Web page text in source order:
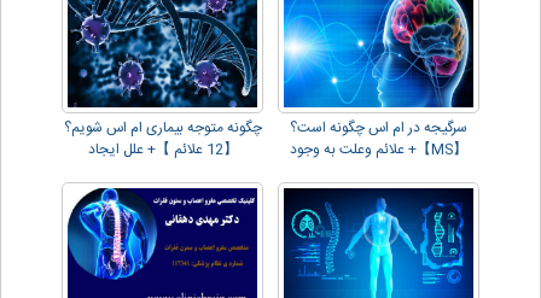
سرگیجه در ام اس چگونه است؟
【MS】+ علائم وعلت به وجود
چگونه متوجه بیماری ام اس شویم؟
【12 علائم 】+ علل ایجاد